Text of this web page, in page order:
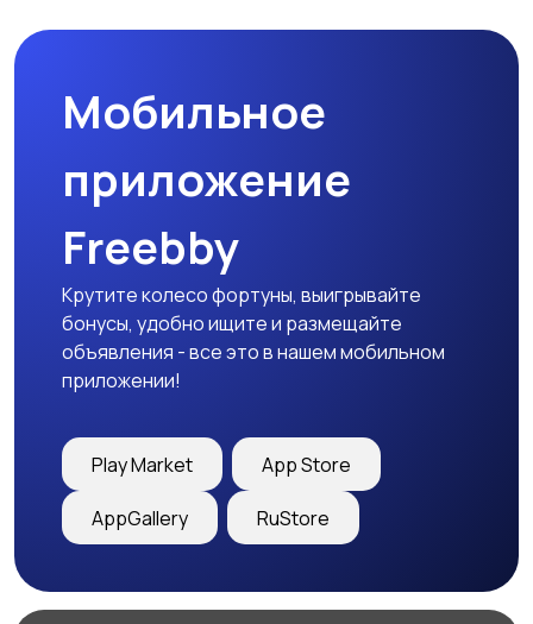
Мобильное
приложение
Freebby
Крутите колесо фортуны, выигрывайте
бонусы, удобно ищите и размещайте
объявления - все это в нашем мобильном
приложении!
Play Market App Store
AppGallery RuStore